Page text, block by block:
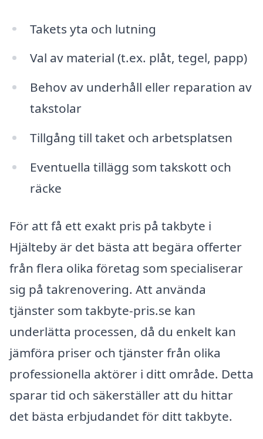
Takets yta och lutning
Val av material (t.ex. plåt, tegel, papp)
Behov av underhåll eller reparation av
takstolar
Tillgång till taket och arbetsplatsen
Eventuella tillägg som takskott och
räcke
För att få ett exakt pris på takbyte i
Hjälteby är det bästa att begära offerter
från flera olika företag som specialiserar
sig på takrenovering. Att använda
tjänster som takbyte-pris.se kan
underlätta processen, då du enkelt kan
jämföra priser och tjänster från olika
professionella aktörer i ditt område. Detta
sparar tid och säkerställer att du hittar
det bästa erbjudandet för ditt takbyte.